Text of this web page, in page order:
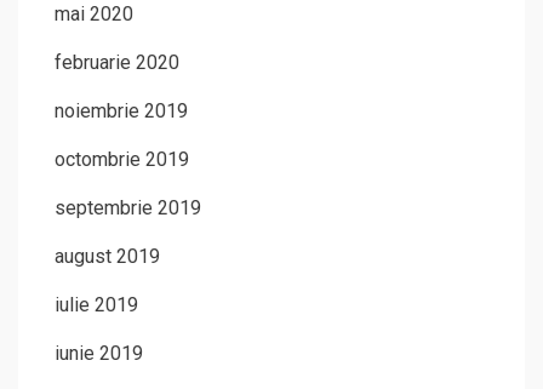
mai 2020
februarie 2020
noiembrie 2019
octombrie 2019
septembrie 2019
august 2019
iulie 2019
iunie 2019